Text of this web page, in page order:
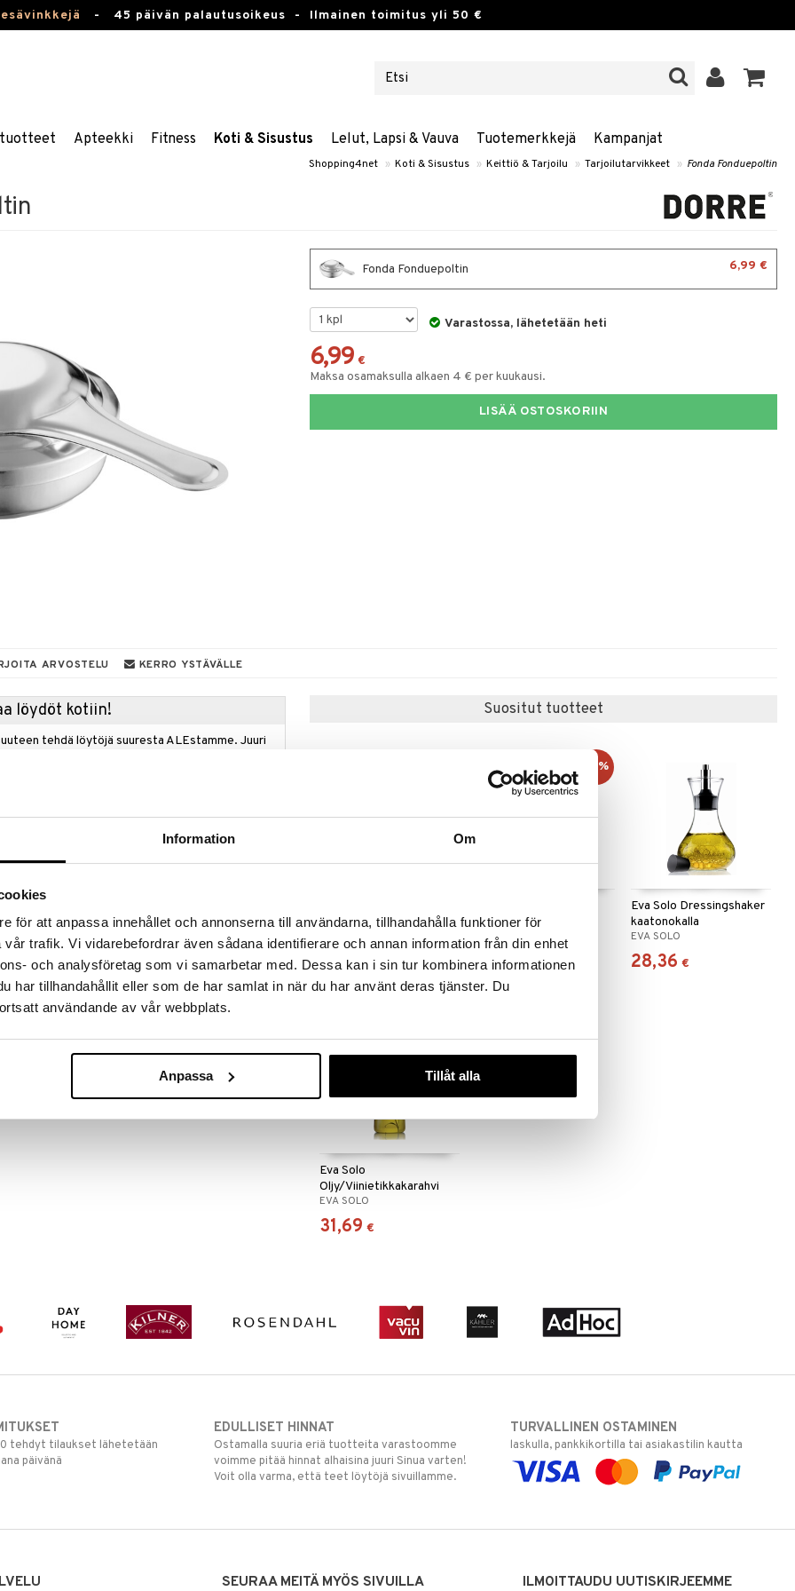
Information Om
för att anpassa innehållet och annonserna till användarna, tillhandahålla funktioner för
trafik. Vi vidarebefordrar även sådana identifierare och annan information från din enhet
och analysföretag som vi samarbetar med. Dessa kan i sin tur kombinera informationen
har tillhandahållit eller som de har samlat in när du har använt deras tjänster. Du
användande av vår webbplats.
Anpassa Tillåt alla
- 45 päivän palautusoikeus - Ilmainen toimitus yli 50 €
Apteekki Fitness Koti & Sisustus Lelut, Lapsi & Vauva Tuotemerkkejä Kampanjat
Shopping4net » Koti & Sisustus » Keittiö & Tarjoilu » Tarjoilutarvikkeet » Fonda Fonduepoltin
Fonda Fonduepoltin 6,99 €
Varastossa, lähetetään heti
6,99 €
Maksa osamaksulla alkaen 4 € per kuukausi.
LISÄÄ OSTOSKORIIN
ARVOSTELU KERRO YSTÄVÄLLE
löydöt kotiin!
tehdä löytöjä suuresta ALEstamme. Juuri
ale-löydöt »
fonduepataasi lämmitykseen.
Suositut tuotteet
Saatavana useana
Pöytätabletti
alk. 39,90 €
DORRE
10,99 € (11,99 €)
-8%
Eva Solo Dressingshaker
kaatonokalla
EVA SOLO
28,36 €
Eva Solo
Oljy/Viinietikkakarahvi
kaatonokalla
EVA SOLO
31,69 €
tehdyt tilaukset lähetetään
päivänä
EDULLISET HINNAT
Ostamalla suuria eriä tuotteita varastoomme
voimme pitää hinnat alhaisina juuri Sinua varten!
Voit olla varma, että teet löytöjä sivuillamme.
TURVALLINEN OSTAMINEN
laskulla, pankkikortilla tai asiakastilin kautta
SEURAA MEITÄ MYÖS SIVUILLA ILMOITTAUDU UUTISKIRJEEMME